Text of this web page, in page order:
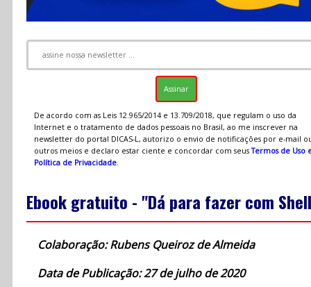
De acordo com as Leis 12.965/2014 e 13.709/2018, que regulam o uso da
Internet e o tratamento de dados pessoais no Brasil, ao me inscrever na
newsletter do portal DICAS-L, autorizo o envio de notificações por e-mail
outros meios e declaro estar ciente e concordar com seusTermos de Uso
Política de Privacidade.
Ebook gratuito - "Dá para fazer com
Colaboração: Rubens Queiroz de Almeida
Data de Publicação: 27 de julho de 2020